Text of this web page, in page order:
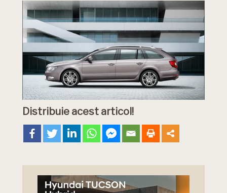
Distribuie acest articol!